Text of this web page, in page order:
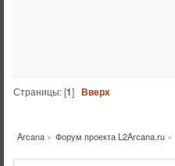
Страницы: [1]Вверх
Arcana» Форум проекта L2Arcana.ru »